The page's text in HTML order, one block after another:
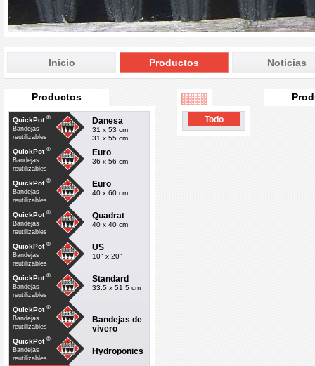
Inicio Productos Noticias
Productos
QuickPot ®
Bandejas
reutilizables
Danesa
31 x 53 cm
31 x 55 cm
QuickPot ®
Bandejas
reutilizables
Euro
36 x 56 cm
QuickPot ®
Bandejas
reutilizables
Euro
40 x 60 cm
QuickPot ®
Bandejas
reutilizables
Quadrat
40 x 40 cm
QuickPot ®
Bandejas
reutilizables
US
10" x 20"
QuickPot ®
Bandejas
reutilizables
Standard
33.5 x 51.5 cm
QuickPot ®
Bandejas
reutilizables
Bandejas de
vivero
QuickPot ®
Bandejas
reutilizables
Hydroponics
Todo